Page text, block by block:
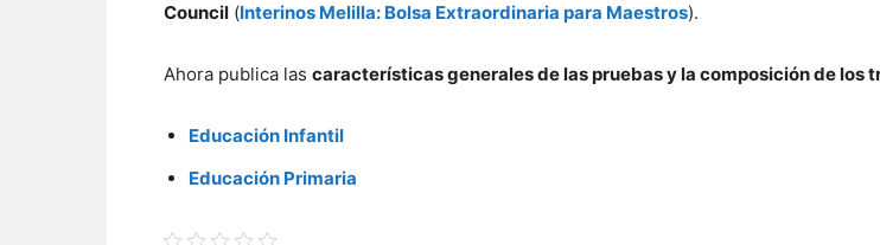
Council (Interinos Melilla: Bolsa Extraordinaria para Maestros).
Ahora publica las características generales de las pruebas y la composición de los
Educación Infantil
Educación Primaria